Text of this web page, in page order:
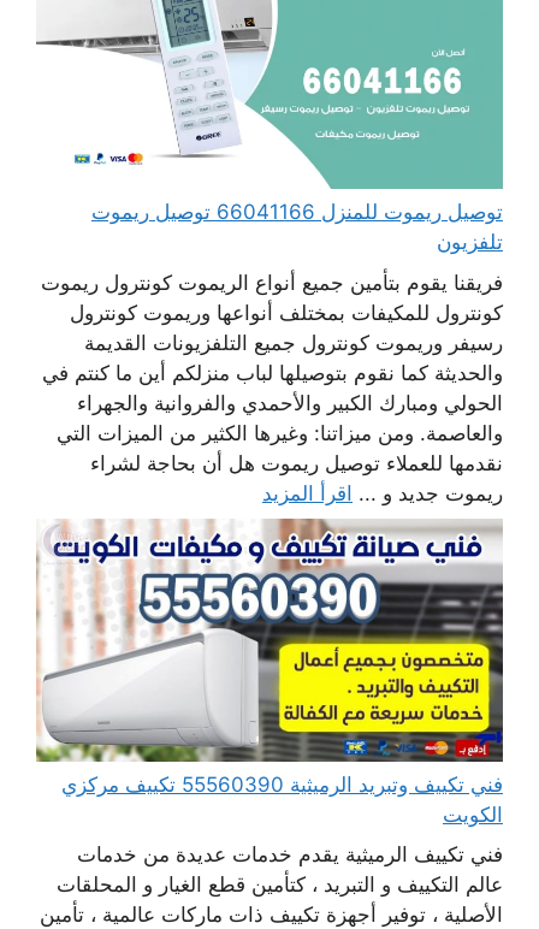
توصيل ريموت للمنزل 66041166 توصيل ريموت
تلفزيون
فريقنا يقوم بتأمين جميع أنواع الريموت كونترول ريموت
كونترول للمكيفات بمختلف أنواعها وريموت كونترول
رسيفر وريموت كونترول جميع التلفزيونات القديمة
والحديثة كما نقوم بتوصيلها لباب منزلكم أين ما كنتم في
الحولي ومبارك الكبير والأحمدي والفروانية والجهراء
والعاصمة. ومن ميزاتنا: وغيرها الكثير من الميزات التي
نقدمها للعملاء توصيل ريموت هل أن بحاجة لشراء
ريموت جديد و ... اقرأ المزيد
فني تكييف وتبريد الرميثية 55560390 تكييف مركزي
الكويت
فني تكييف الرميثية يقدم خدمات عديدة من خدمات
عالم التكييف و التبريد ، كتأمين قطع الغيار و المحلقات
الأصلية ، توفير أجهزة تكييف ذات ماركات عالمية ، تأمين